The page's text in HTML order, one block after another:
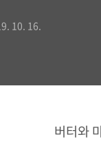
10. 16.
버터와